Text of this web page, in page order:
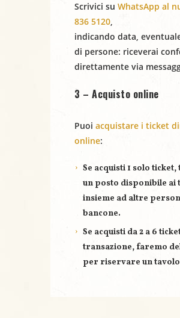
Scrivici su WhatsApp al
836 5120,
indicando data,
di persone: riceverai
direttamente via
3 – Acquisto online
Puoi acquistare i ticket
online:
Se acquisti 1 solo ticket,
un posto disponibile ai
insieme ad altre
bancone.
Se acquisti da 2 a 6
transazione, faremo
per riservare un